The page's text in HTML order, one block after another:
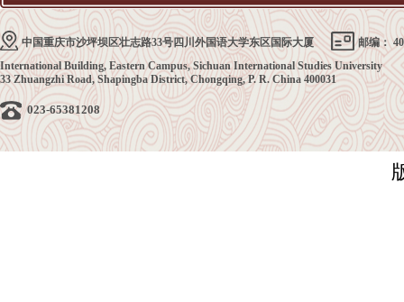
中国重庆市沙坪坝区壮志路33号四川外国语大学东区国际大厦
邮编：
International Building, Eastern Campus, Sichuan International Studies University
33 Zhuangzhi Road, Shapingba District, Chongqing, P. R. China 400031
023-65381208